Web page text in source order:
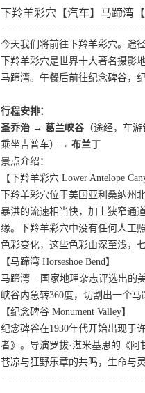
下羚羊彩穴【汽车】马蹄湾
今天我们将前往下羚羊彩穴。途
下羚羊彩穴是世界十大著名摄
马蹄湾。午餐后前往纪念碑谷，
行程安排：
圣乔治 → 葛兰峡谷 （途经，车
乘坐吉普车）→ 布兰丁
景点介绍：
【下羚羊彩穴 Lower Antelope
下羚羊彩穴位于美国亚利桑纳
暴洪的流速相当快，加上狭窄通
缘。下羚羊彩穴中没有任何人工
色彩变化，这些色彩由深至浅，
【马蹄湾 Horseshoe Bend】
马蹄湾 – 国家地理杂志评选出的
峡谷内急转360度，切割出一个
【纪念碑谷 Monument Valley】
纪念碑谷在1930年代开始出现于
者》。导演罗拔·湛米基思的《
苍凉与狂野乐章的共鸣，生命与